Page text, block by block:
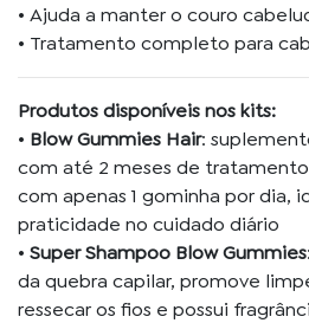
• Ajuda a manter o couro
• Tratamento completo para
Produtos disponíveis nos kits:
• Blow Gummies Hair:
com até 2 meses de
com apenas 1 gominha por dia,
praticidade no cuidado diário
• Super Shampoo Blow Gummies
da quebra capilar, promove
ressecar os fios e possui